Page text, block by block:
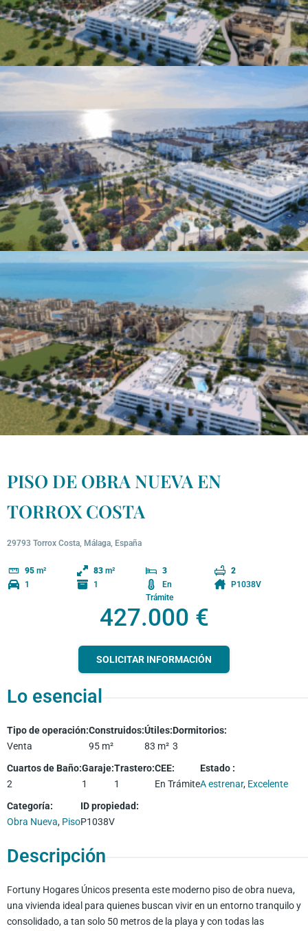
PISO DE OBRA NUEVA EN
TORROX COSTA
29793 Torrox Costa, Málaga, España
95 m² 83 m² 3
2
1
1
En
Trámite
P1038V
427.000 €
SOLICITAR INFORMACIÓN
Lo esencial
Tipo de operación:
Venta
Construidos:
95 m²
Útiles:
83 m²
Dormitorios:
3
Cuartos de Baño:
2
Garaje:
1
Trastero:
1
CEE:
En Trámite
Estado :
A estrenar, Excelente
Categoría:
Obra Nueva, Piso
ID propiedad:
P1038V
Descripción
Fortuny Hogares Únicos presenta este moderno piso de obra nueva,
una vivienda ideal para quienes buscan vivir en un entorno tranquilo y
consolidado, a tan solo 50 metros de la playa y con todas las